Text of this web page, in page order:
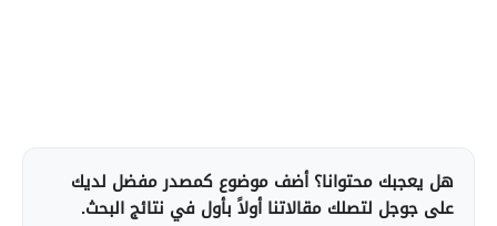
هل يعجبك محتوانا؟ أضف موضوع كمصدر مفضل لديك
على جوجل لتصلك مقالاتنا أولاً بأول في نتائج البحث.